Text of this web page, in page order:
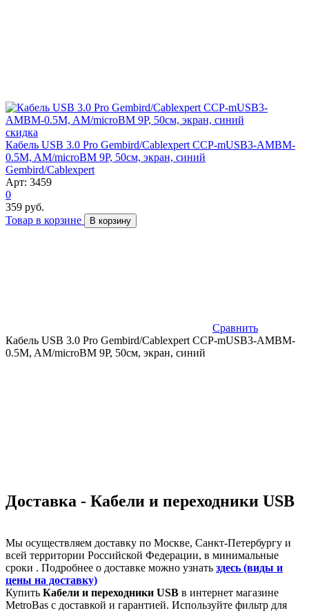
скидка
Кабель USB 3.0 Pro Gembird/Cablexpert CCP-mUSB3-AMBM-
0.5M, AM/microBM 9P, 50см, экран, синий
Gembird/Cablexpert
Арт: 3459
0
359 руб.
Товар в корзине
В корзину
Сравнить
Кабель USB 3.0 Pro Gembird/Cablexpert CCP-mUSB3-AMBM-
0.5M, AM/microBM 9P, 50см, экран, синий
Доставка - Кабели и переходники USB
Мы осуществляем доставку по Москве, Санкт-Петербургу и
всей территории Российской Федерации, в минимальные
сроки . Подробнее о доставке можно узнать здесь (виды и
цены на доставку)
Купить Кабели и переходники USB в интернет магазине
MetroBas с доставкой и гарантией. Используйте фильтр для